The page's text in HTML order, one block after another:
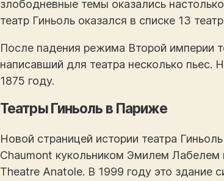
злободневные темы оказались
театр Гиньоль оказался в списке 13
После падения режима Второй империи
написавший для театра несколько
1875 году.
Театры Гиньоль в Париже
Новой страницей истории театра
Chaumont кукольником Эмилем Лабелем
Theatre Anatole. В 1999 году это здание